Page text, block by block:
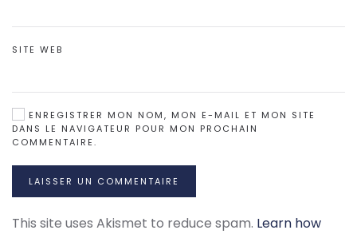
SITE WEB
ENREGISTRER MON NOM, MON E-MAIL ET MON SITE
DANS LE NAVIGATEUR POUR MON PROCHAIN
COMMENTAIRE.
LAISSER UN COMMENTAIRE
This site uses Akismet to reduce spam. Learn how